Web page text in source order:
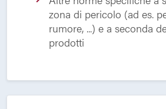
zona di pericolo (ad es.
rumore, ...) e a seconda
prodotti